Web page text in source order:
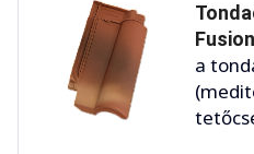
a